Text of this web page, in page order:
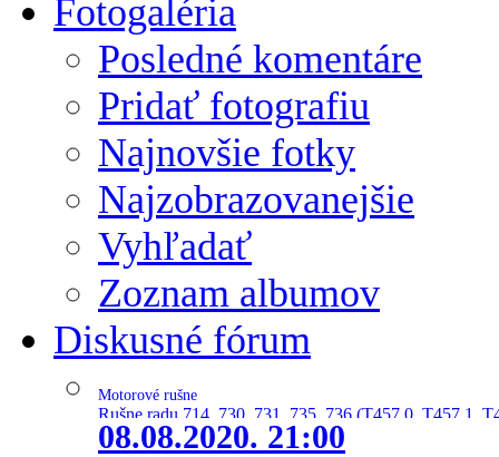
Fotogaléria
Posledné komentáre
Pridať fotografiu
Najnovšie fotky
Najzobrazovanejšie
Vyhľadať
Zoznam albumov
Diskusné fórum
Motorové rušne
Rušne radu 714, 730, 731, 735, 736 (T457.0, T457.1,
08.08.2020. 21:00